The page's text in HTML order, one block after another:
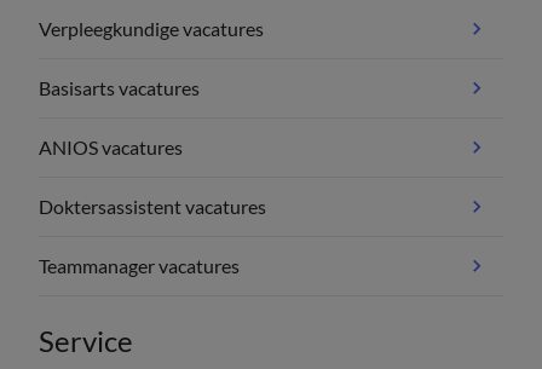
Verpleegkundige vacatures
Basisarts vacatures
ANIOS vacatures
Doktersassistent vacatures
Teammanager vacatures
Service